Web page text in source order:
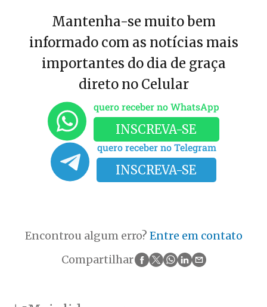
Mantenha-se muito bem
informado com as notícias mais
importantes do dia de graça
direto no Celular
quero receber no WhatsApp
INSCREVA-SE
quero receber no Telegram
INSCREVA-SE
Encontrou algum erro? Entre em contato
Compartilhar